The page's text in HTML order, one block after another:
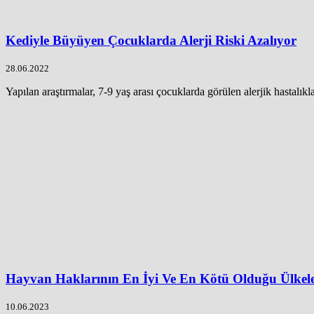
Kediyle Büyüyen Çocuklarda Alerji Riski Azalıyor
28.06.2022
Yapılan araştırmalar, 7-9 yaş arası çocuklarda görülen alerjik
Hayvan Haklarının En İyi Ve En Kötü Olduğu
10.06.2023